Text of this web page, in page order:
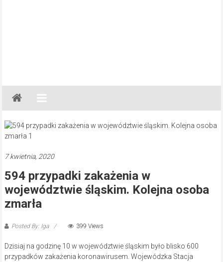
Gazeta
Regionalna
Częstochowa,
Kłobuck,
Myszków
7 kwietnia, 2020
594 przypadki zakażenia w
województwie śląskim. Kolejna osoba
zmarła
Posted By: Iga 399 Views
Dzisiaj na godzinę 10 w województwie śląskim było blisko 600
przypadków zakażenia koronawirusem. Wojewódzka Stacja